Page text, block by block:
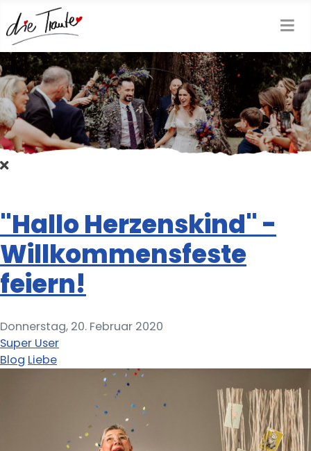
"Hallo Herzenskind" -
Willkommensfeste
feiern!
Donnerstag, 20. Februar 2020
Super User
Blog Liebe